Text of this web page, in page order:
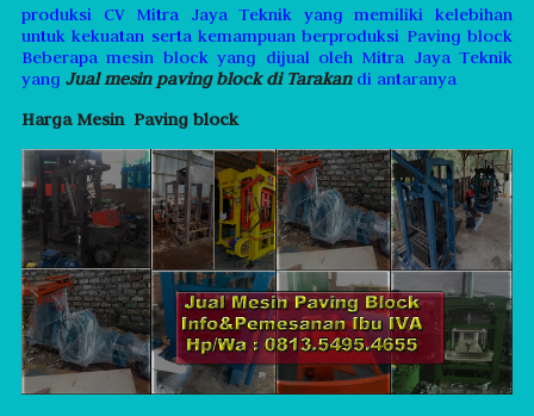
produksi CV Mitra Jaya Teknik yang memiliki kelebihan
untuk kekuatan serta kemampuan berproduksi Paving block
Beberapa mesin block yang dijual oleh Mitra Jaya Teknik
yang Jual mesin paving block di Tarakan di antaranya
Harga Mesin Paving block